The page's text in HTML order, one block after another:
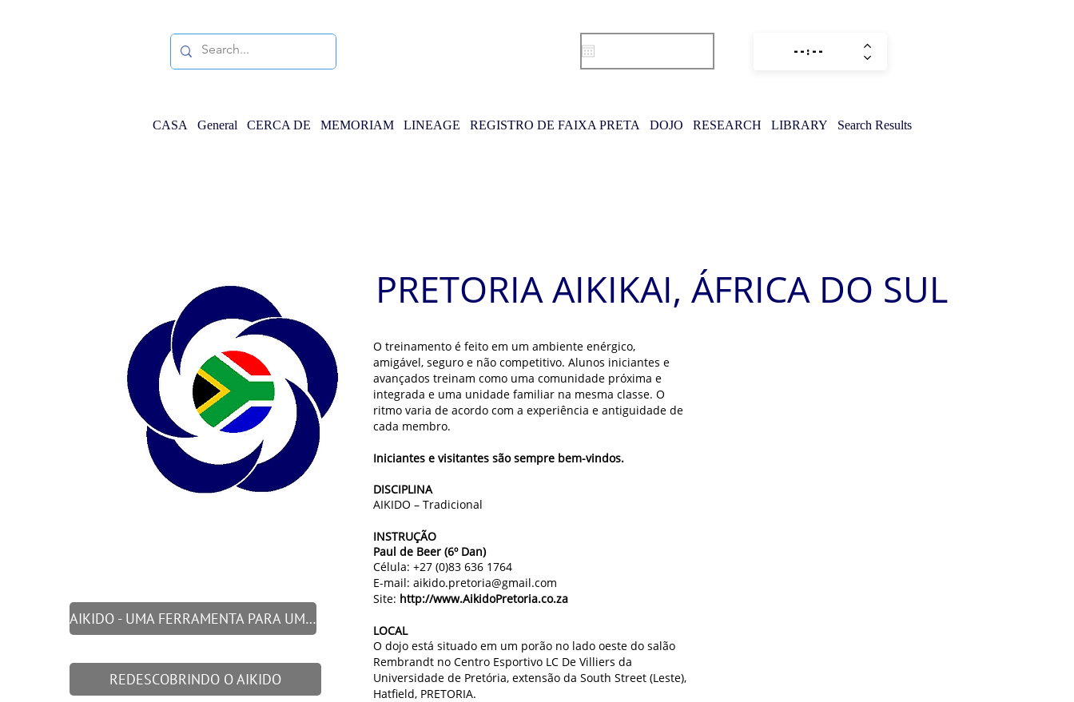
CASA General CERCA DE MEMORIAM LINEAGE REGISTRO DE FAIXA PRETA DOJO RESEARCH LIBRARY Search Results
PRETORIA AIKIKAI, ÁFRICA DO SUL
O treinamento é feito em um ambiente enérgico,
amigável, seguro e não competitivo. Alunos iniciantes e
avançados treinam como uma comunidade próxima e
integrada e uma unidade familiar na mesma classe. O
ritmo varia de acordo com a experiência e antiguidade de
cada membro.
Iniciantes e visitantes são sempre bem-vindos.
DISCIPLINA
AIKIDO – Tradicional
INSTRUÇÃO
Paul de Beer (6º Dan)
Célula: +27 (0)83 636 1764
E-mail: aikido.pretoria@gmail.com
Site: http://www.AikidoPretoria.co.za
LOCAL
O dojo está situado em um porão no lado oeste do salão
Rembrandt no Centro Esportivo LC De Villiers da
Universidade de Pretória, extensão da South Street (Leste),
Hatfield, PRETORIA.
AIKIDO - UMA FERRAMENTA PARA UMA VIDA SENSÍVEL
REDESCOBRINDO O AIKIDO